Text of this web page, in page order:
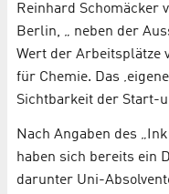
Reinhard Schomäcker
Berlin, „ neben der
Wert der Arbeitsplätze
für Chemie. Das
Sichtbarkeit der Start-
Nach Angaben des
haben sich bereits ein
darunter Uni-